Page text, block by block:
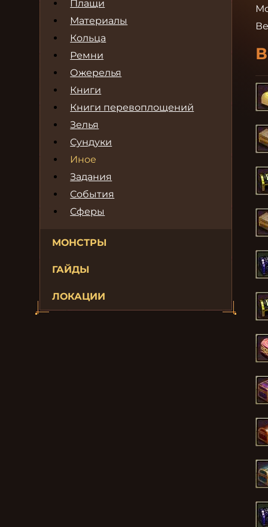
Плащи
Материалы
Кольца
Ремни
Ожерелья
Книги
Книги перевоплощений
Зелья
Сундуки
Иное
Задания
События
Сферы
МОНСТРЫ
ГАЙДЫ
ЛОКАЦИИ